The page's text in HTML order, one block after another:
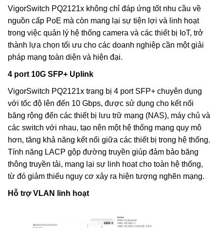
VigorSwitch PQ2121x không chỉ đáp ứng tốt nhu cầu về
nguồn cấp PoE mà còn mang lại sự tiện lợi và linh hoạt
trong việc quản lý hệ thống camera và các thiết bị IoT, trở
thành lựa chọn tối ưu cho các doanh nghiệp cần một giải
pháp mạng toàn diện và hiện đại.
4 port 10G SFP+ Uplink
VigorSwitch PQ2121x trang bị 4 port SFP+ chuyên dụng
với tốc độ lên đến 10 Gbps, được sử dụng cho kết nối
băng rộng đến các thiết bị lưu trữ mạng (NAS), máy chủ và
các switch với nhau, tạo nên một hệ thống mạng quy mô
hơn, tăng khả năng kết nối giữa các thiết bị trong hệ thống.
Tính năng LACP gộp đường truyền giúp đảm bảo băng
thông truyền tải, mang lại sự linh hoạt cho toàn hệ thống,
từ đó giảm thiểu nguy cơ xảy ra hiện tượng nghẽn mạng.
Hỗ trợ VLAN linh hoạt